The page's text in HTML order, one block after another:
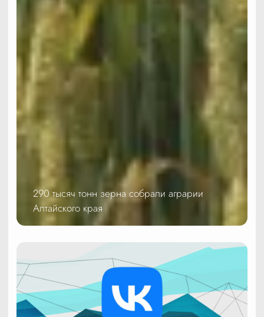
290 тысяч тонн зерна собрали аграрии
Алтайского края